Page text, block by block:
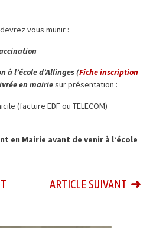
vous munir :
à l’école d’Allinges(Fiche inscription
en mairiesur présentation :
(facture EDF ou TELECOM)
en Mairie avant de venir à l’école
ARTICLE SUIVANT